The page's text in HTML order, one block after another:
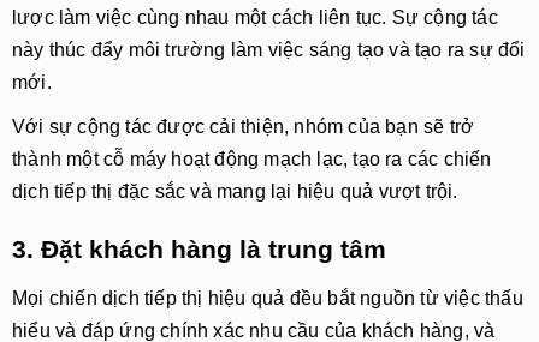
lược làm việc cùng nhau một cách liên tục. Sự cộng tác
này thúc đẩy môi trường làm việc sáng tạo và tạo ra sự đổi
mới.
Với sự cộng tác được cải thiện, nhóm của bạn sẽ trở
thành một cỗ máy hoạt động mạch lạc, tạo ra các chiến
dịch tiếp thị đặc sắc và mang lại hiệu quả vượt trội.
3. Đặt khách hàng là trung tâm
Mọi chiến dịch tiếp thị hiệu quả đều bắt nguồn từ việc thấu
hiểu và đáp ứng chính xác nhu cầu của khách hàng, và